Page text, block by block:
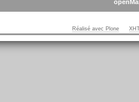
Réalisé avec Plone